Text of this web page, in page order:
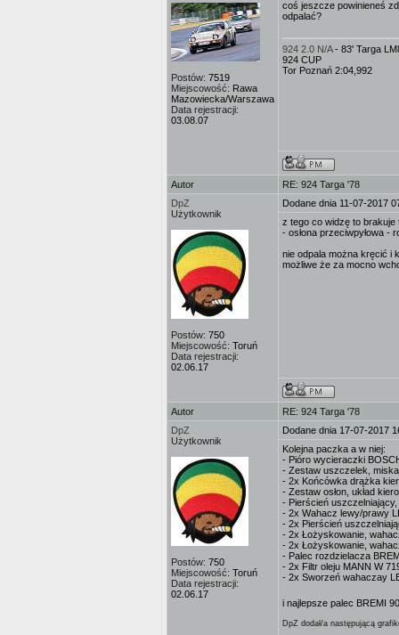
Postów: 7519
Miejscowość: Rawa
Mazowiecka/Warszawa
Data rejestracji:
03.08.07
coś jeszcze powinieneś
odpalać?
924 2.0 N/A- 83' Targa
924 CUP
Tor Poznań 2:04,992
Autor
RE: 924 Targa '78
DpZ
Użytkownik
Postów: 750
Miejscowość: Toruń
Data rejestracji:
02.06.17
Dodane dnia 11-07-2017
z tego co widzę to brakuje
- osłona przeciwpyłowa -
nie odpala można kręcić i
możliwe że za mocno
Autor
RE: 924 Targa '78
DpZ
Użytkownik
Postów: 750
Miejscowość: Toruń
Data rejestracji:
02.06.17
Dodane dnia 17-07-2017
Kolejna paczka a w niej:
- Pióro wycieraczki
- Zestaw uszczelek,
- 2x Końcówka drążka
- Zestaw osłon, układ
- Pierścień
- 2x Wahacz lewy/prawy
- 2x Pierścień
- 2x Łożyskowanie,
- 2x Łożyskowanie,
- Palec rozdzielacza
- 2x Filtr oleju MANN W
- 2x Sworzeń wahaczay
i najlepsze palec BREMI
DpZ dodał/a następującą